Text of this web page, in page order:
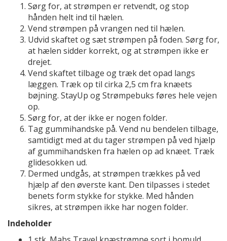
Sørg for, at strømpen er retvendt, og stop
hånden helt ind til hælen.
Vend strømpen på vrangen ned til hælen.
Udvid skaftet og sæt strømpen på foden. Sørg for,
at hælen sidder korrekt, og at strømpen ikke er
drejet.
Vend skaftet tilbage og træk det opad langs
læggen. Træk op til cirka 2,5 cm fra knæets
bøjning. StayUp og Strømpebuks føres hele vejen
op.
Sørg for, at der ikke er nogen folder.
Tag gummihandske på. Vend nu bendelen tilbage,
samtidigt med at du tager strømpen på ved hjælp
af gummihandsken fra hælen op ad knæet. Træk
glidesokken ud.
Dermed undgås, at strømpen trækkes på ved
hjælp af den øverste kant. Den tilpasses i stedet
benets form stykke for stykke. Med hånden
sikres, at strømpen ikke har nogen folder.
Indeholder